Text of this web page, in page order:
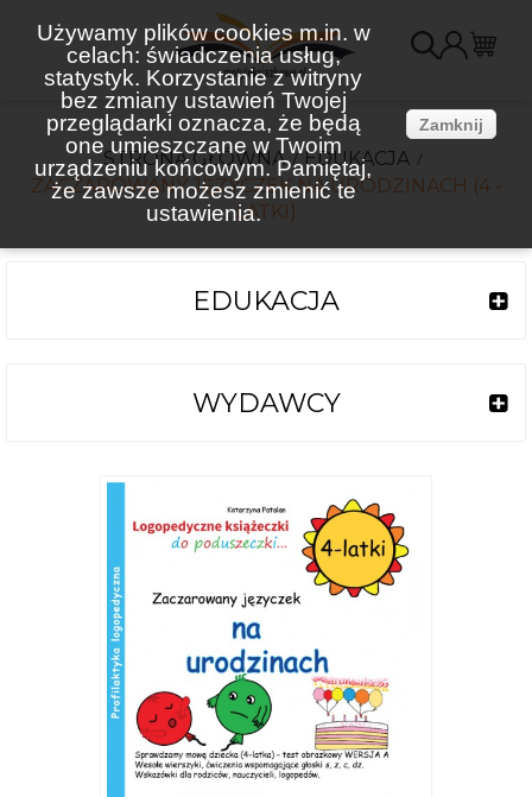
Używamy plików cookies m.in. w
celach: świadczenia usług,
statystyk. Korzystanie z witryny
bez zmiany ustawień Twojej
przeglądarki oznacza, że będą
one umieszczane w Twoim
urządzeniu końcowym. Pamiętaj,
że zawsze możesz zmienić te
ustawienia.
Zamknij
STRONA GŁÓWNA
EDUKACJA
ZACZAROWANY JĘZYCZEK NA URODZINACH (4 -
LATKI)
EDUKACJA
WYDAWCY